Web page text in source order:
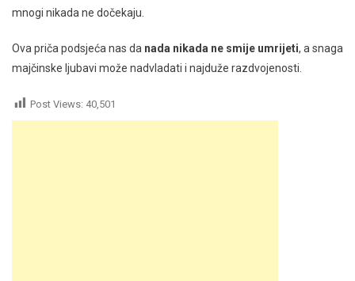
mnogi nikada ne dočekaju.
Ova priča podsjeća nas da nada nikada ne smije umrijeti, a snaga
majčinske ljubavi može nadvladati i najduže razdvojenosti.
Post Views: 40,501